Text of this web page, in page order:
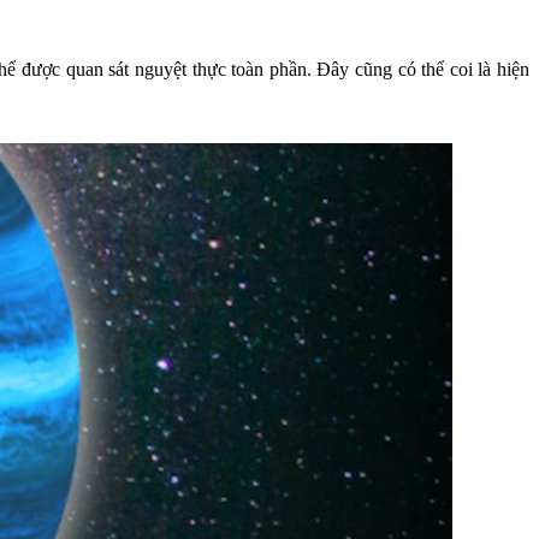
được quan sát nguyệt thực toàn phần. Đây cũng có thể coi là hiện